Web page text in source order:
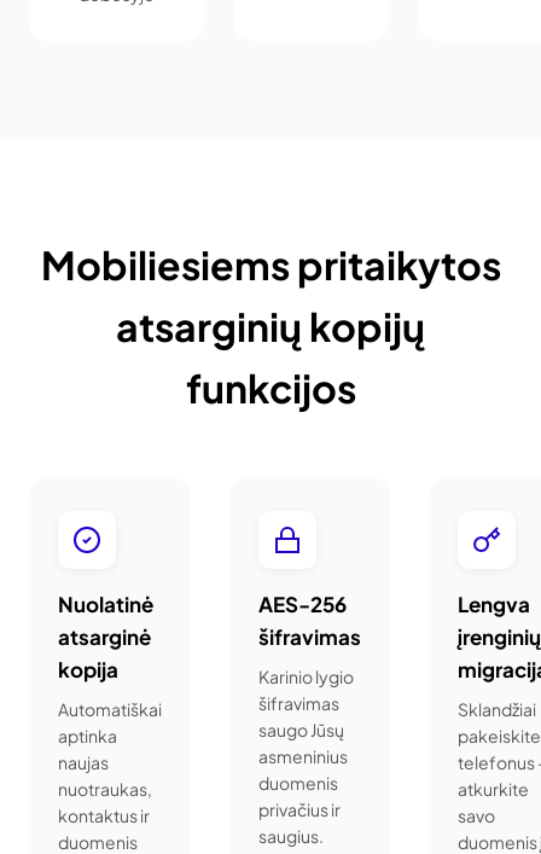
Mobiliesiems pritaikytos
atsarginių kopijų
funkcijos
Nuolatinė
atsarginė
kopija
Automatiškai
aptinka
naujas
nuotraukas,
kontaktus ir
duomenis
AES-256
šifravimas
Karinio lygio
šifravimas
saugo Jūsų
asmeninius
duomenis
privačius ir
saugius.
Lengva
įrenginių
Sklandžiai
pakeiskite
telefonus
atkurkite
savo
duomenis